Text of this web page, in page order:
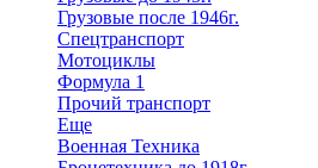
Грузовые после 1946г.
Спецтранспорт
Мотоциклы
Формула 1
Прочий транспорт
Еще
Военная Техника